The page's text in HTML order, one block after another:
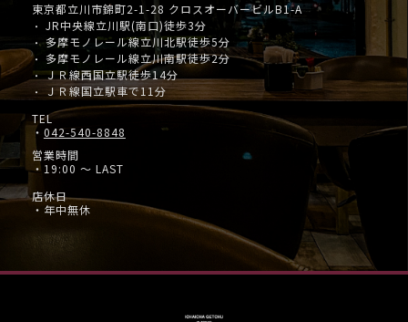
東京都立川市錦町2-1-28 クロスオーバービルB1-A
・ JR中央線立川駅(南口)徒歩3分
・多摩モノレール線立川北駅徒歩5分
・ 多摩モノレール線立川南駅徒歩2分
・ＪＲ線西国立駅徒歩14分
・ ＪＲ線国立駅車で11分
TEL
・ 042-540-8848
営業時間
・19:00 ～ LAST
店休日
・年中無休